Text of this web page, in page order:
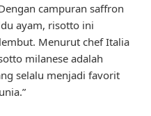
campuran saffron
ayam, risotto ini
Menurut chef Italia
milanese adalah
selalu menjadi favorit